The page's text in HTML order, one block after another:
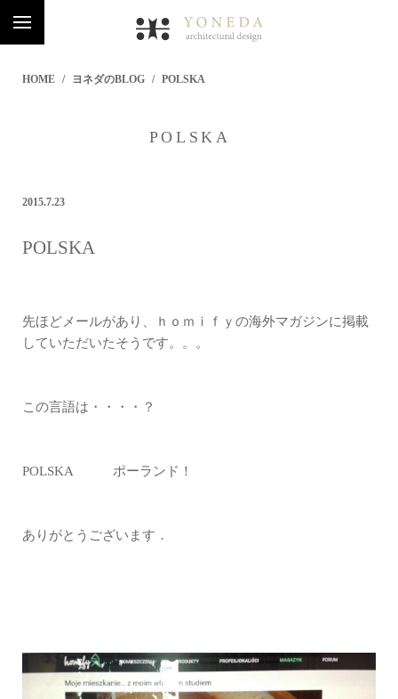
HOME ヨネダのBLOG POLSKA
POLSKA
2015.7.23
POLSKA
先ほどメールがあり、ｈｏｍｉｆｙの海外マガジンに掲載
していただいたそうです。。。
この言語は・・・・？
POLSKA ポーランド！
ありがとうございます．